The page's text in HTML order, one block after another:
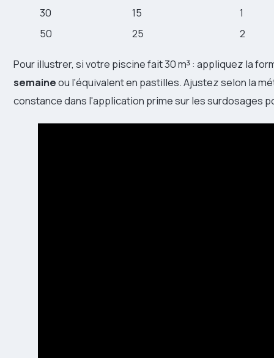
30
15
1
50
25 2
Pour illustrer, si votre piscine fait 30 m³ : appliquez la
semaineou l'équivalent en pastilles. Ajustez selon la
constance dans l'application prime sur les surdosages